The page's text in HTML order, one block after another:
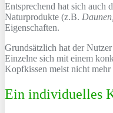
Entsprechend hat sich auch
Naturprodukte (z.B.
Eigenschaften.
Grundsätzlich hat der
Einzelne sich mit einem
Kopfkissen meist nicht mehr
Ein individuelles